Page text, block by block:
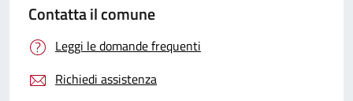
Contatta il comune
Leggi le domande frequenti
Richiedi assistenza